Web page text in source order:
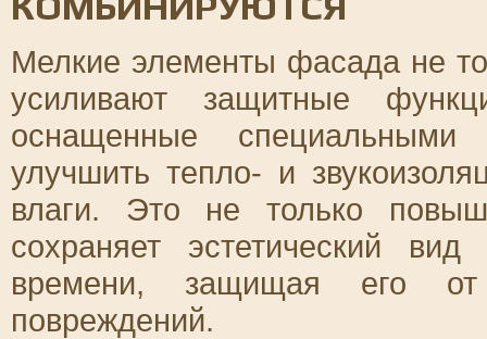
Мелкие элементы фасада не
усиливают защитные
оснащенные
улучшить тепло- и
влаги. Это не только
сохраняет эстетический
времени, защищая его от
повреждений.